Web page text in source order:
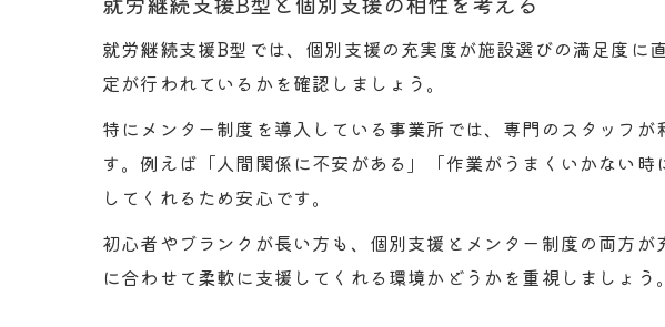
就労継続支援B型では、個別支援の充実度が施設選びの満足度
定が行われているかを確認しましょう。
特にメンター制度を導入している事業所では、専門のスタッフ
す。例えば「人間関係に不安がある」「作業がうまくいかない
してくれるため安心です。
初心者やブランクが長い方も、個別支援とメンター制度の両方
に合わせて柔軟に支援してくれる環境かどうかを重視しましょう。